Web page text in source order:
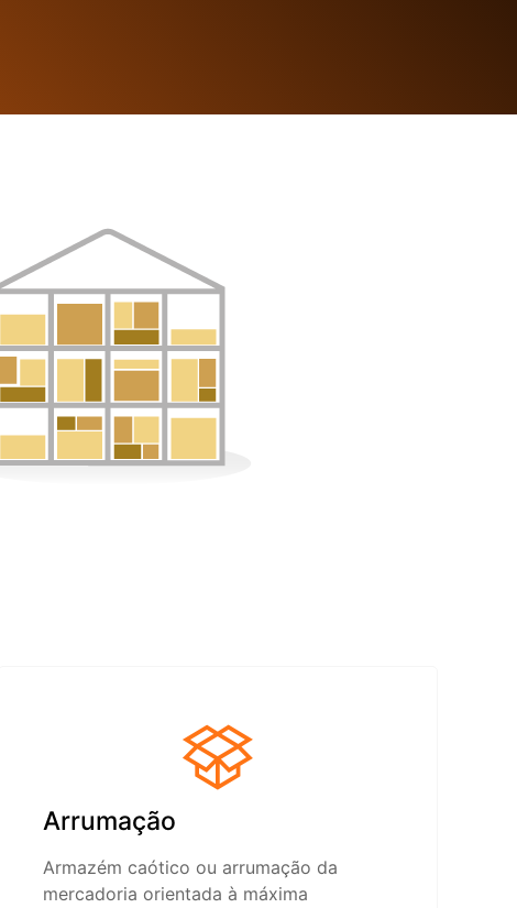
Arrumação
Armazém caótico ou arrumação da
mercadoria orientada à máxima